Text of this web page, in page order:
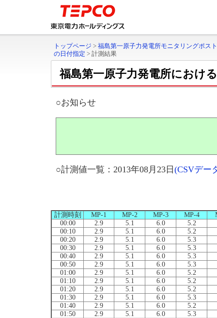
トップページ > 福島第一原子力発電所モニタリングポス
の日付指定 > 計測結果
福島第一原子力発電所におけ
○お知らせ
○計測値一覧：2013年08月23日 (CSVデー
計測時刻 MP-1 MP-2 MP-3 MP-4
00:00
2.9 5.1 6.0
5.2
00:10
2.9 5.1 6.0
5.2
00:20
2.9 5.1 6.0
5.3
00:30
2.9 5.1 6.0
5.3
00:40
2.9 5.1 6.0
5.3
00:50
2.9 5.1 6.0
5.3
01:00
2.9 5.1 6.0
5.2
01:10
2.9 5.1 6.0
5.2
01:20
2.9 5.1 6.0
5.2
01:30
2.9 5.1 6.0
5.3
01:40
2.9 5.1 6.0
5.2
01:50
2.9 5.1 6.0
5.3